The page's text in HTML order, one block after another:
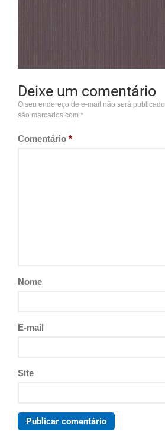
Deixe um comentário
O seu endereço de e-mail não será publicado.
são marcados com *
Comentário *
Nome
E-mail
Site